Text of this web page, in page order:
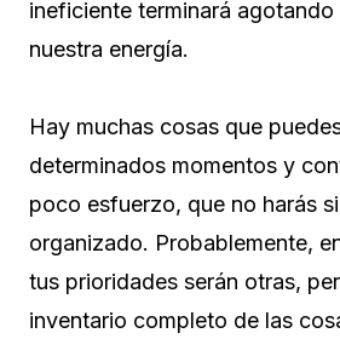
ineficiente terminará
nuestra energía.
Hay muchas cosas que
determinados momentos y
poco esfuerzo, que no harás
organizado. Probablemente,
tus prioridades serán otras,
inventario completo de las